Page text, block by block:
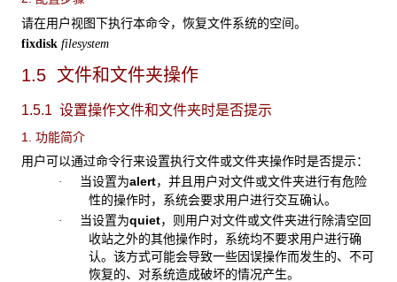
请在用户视图下执行本命令，恢复文件系统的空间。
fixdisk filesystem
1.5 文件和文件夹操作
1.5.1 设置操作文件和文件夹时是否提示
1. 功能简介
用户可以通过命令行来设置执行文件或文件夹操作时是否提示：
· 当设置为alert，并且用户对文件或文件夹进行有危险
性的操作时，系统会要求用户进行交互确认。
· 当设置为quiet，则用户对文件或文件夹进行除清空回
收站之外的其他操作时，系统均不要求用户进行确
认。该方式可能会导致一些因误操作而发生的、不可
恢复的、对系统造成破坏的情况产生。